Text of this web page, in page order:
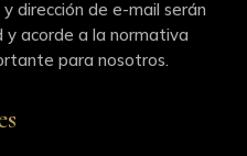
dirección de e-mail serán
y acorde a la normativa
para nosotros.